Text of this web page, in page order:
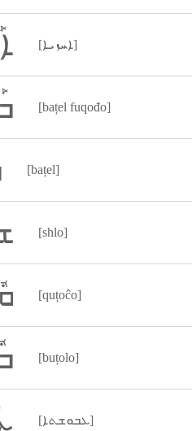
[ܐܚܙܝܐ]
[bațel fuqođo]
[bațel]
[shlo]
[quțoĉo]
[buțolo]
[ܥܒܘܫܬܐ]